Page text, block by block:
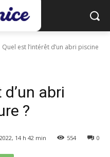
Quel est l’intérêt d’un abri piscine
abri
?
14 h 42 min 0
554